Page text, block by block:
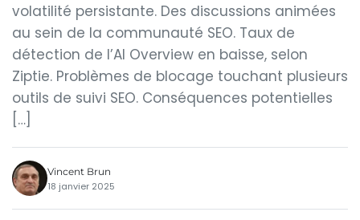
volatilité persistante. Des discussions animées
au sein de la communauté SEO. Taux de
détection de l’AI Overview en baisse, selon
Ziptie. Problèmes de blocage touchant plusieurs
outils de suivi SEO. Conséquences potentielles
[…]
Vincent Brun
18 janvier 2025